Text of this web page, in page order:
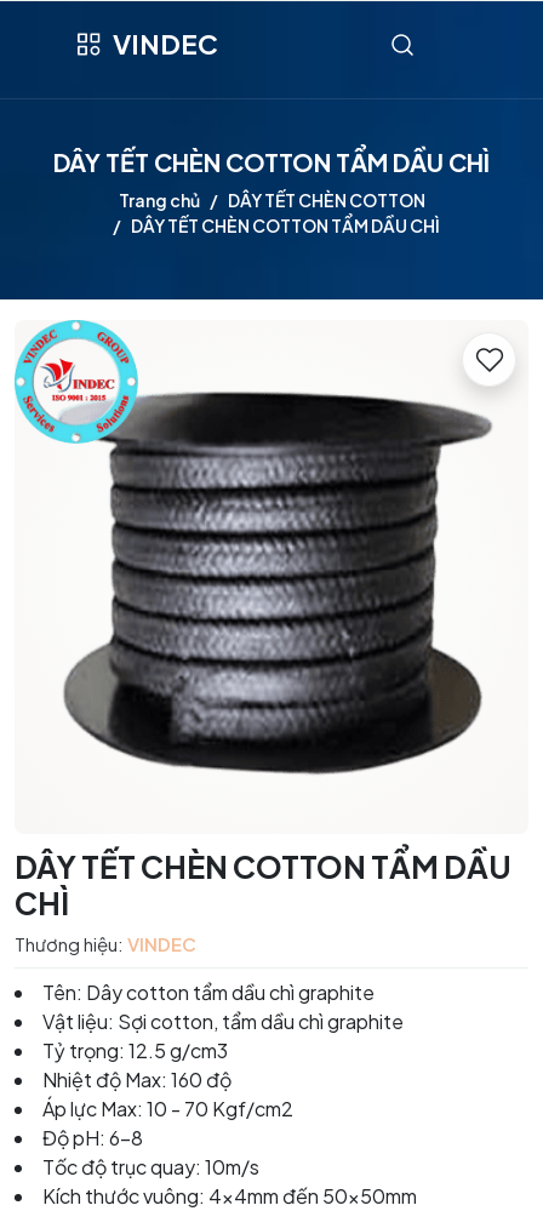
VINDEC
DÂY TẾT CHÈN COTTON TẨM DẦU CHÌ
Trang chủ
DÂY TẾT CHÈN COTTON
DÂY TẾT CHÈN COTTON TẨM DẦU CHÌ
DÂY TẾT CHÈN COTTON TẨM DẦU
CHÌ
Thương hiệu: VINDEC
Tên: Dây cotton tẩm dầu chì graphite
Vật liệu: Sợi cotton, tẩm dầu chì graphite
Tỷ trọng: 12.5 g/cm3
Nhiệt độ Max: 160 độ
Áp lực Max: 10 - 70 Kgf/cm2
Độ pH: 6-8
Tốc độ trục quay: 10m/s
Kích thước vuông: 4x4mm đến 50x50mm